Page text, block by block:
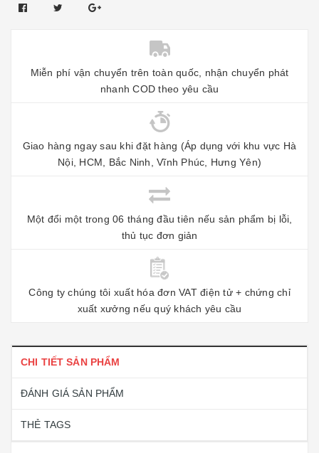
Miễn phí vận chuyển trên toàn quốc, nhận chuyển phát
nhanh COD theo yêu cầu
Giao hàng ngay sau khi đặt hàng (Áp dụng với khu vực Hà
Nội, HCM, Bắc Ninh, Vĩnh Phúc, Hưng Yên)
Một đổi một trong 06 tháng đầu tiên nếu sản phẩm bị lỗi,
thủ tục đơn giản
Công ty chúng tôi xuất hóa đơn VAT điện tử + chứng chỉ
xuất xưởng nếu quý khách yêu cầu
CHI TIẾT SẢN PHẨM
ĐÁNH GIÁ SẢN PHẨM
THẺ TAGS